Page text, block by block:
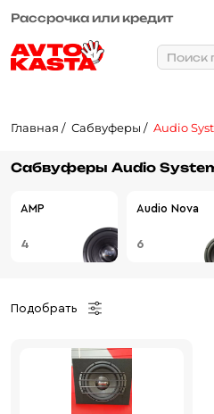
Рассрочка или кредит
Поиск
Главная Сабвуферы Audio
Сабвуферы Audio
AMP
4
Audio Nova
6
Подобрать